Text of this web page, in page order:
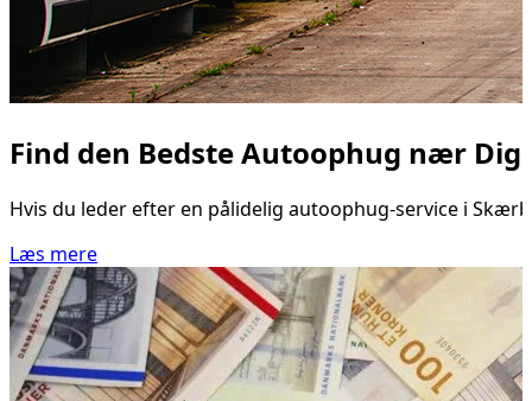
Find den Bedste Autoophug nær
Hvis du leder efter en pålidelig autoophug-service i
Læs mere